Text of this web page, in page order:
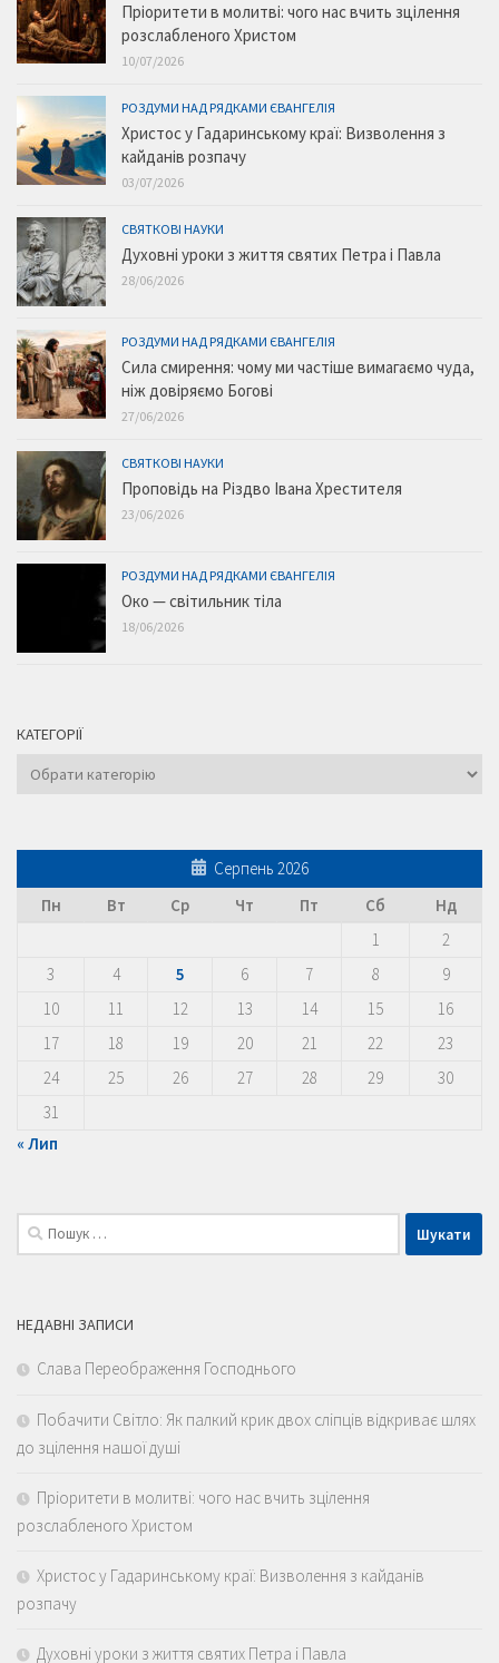
Пріоритети в молитві: чого нас вчить зцілення
розслабленого Христом
10/07/2026
РОЗДУМИ НАД РЯДКАМИ ЄВАНГЕЛІЯ
Христос у Гадаринському краї: Визволення з
кайданів розпачу
03/07/2026
СВЯТКОВІ НАУКИ
Духовні уроки з життя святих Петра і Павла
28/06/2026
РОЗДУМИ НАД РЯДКАМИ ЄВАНГЕЛІЯ
Сила смирення: чому ми частіше вимагаємо чуда,
ніж довіряємо Богові
27/06/2026
СВЯТКОВІ НАУКИ
Проповідь на Різдво Івана Хрестителя
23/06/2026
РОЗДУМИ НАД РЯДКАМИ ЄВАНГЕЛІЯ
Око — світильник тіла
18/06/2026
КАТЕГОРІЇ
Категорії
Серпень 2026
Пн
Вт Ср Чт Пт Сб
Нд
1
2
3
4 5 6 7 8
9
10
11 12 13 14 15
16
17
18 19 20 21 22
23
24
25 26 27 28 29
30
31
« Лип
Пошук:
НЕДАВНІ ЗАПИСИ
Слава Переображення Господнього
Побачити Світло: Як палкий крик двох сліпців відкриває шлях
до зцілення нашої душі
Пріоритети в молитві: чого нас вчить зцілення
розслабленого Христом
Христос у Гадаринському краї: Визволення з кайданів
розпачу
Духовні уроки з життя святих Петра і Павла